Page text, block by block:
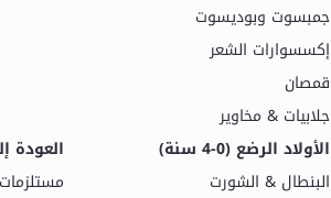
جمبسوت وبوديسوت
إكسسوارات الشعر
قمصان
جلابيات & مخاوير
الأولاد الرضع (0-4 سنة)
البنطال & الشورت
العودة